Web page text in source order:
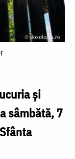
și
sâmbătă, 7